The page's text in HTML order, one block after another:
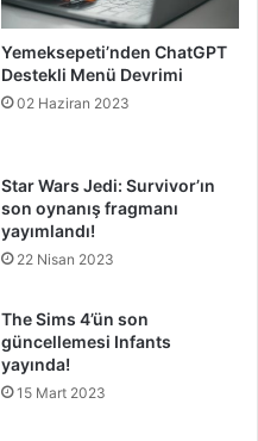
Yemeksepeti’nden ChatGPT
Destekli Menü Devrimi
02 Haziran 2023
Star Wars Jedi: Survivor’ın
son oynanış fragmanı
yayımlandı!
22 Nisan 2023
The Sims 4’ün son
güncellemesi Infants
yayında!
15 Mart 2023